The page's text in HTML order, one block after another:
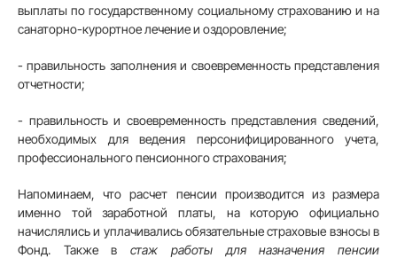
выплаты по государственному социальному страхованию и на
санаторно-курортное лечение и оздоровление;
- правильность заполнения и своевременность представления
отчетности;
- правильность и своевременность представления сведений,
необходимых для ведения персонифицированного учета,
профессионального пенсионного страхования;
Напоминаем, что расчет пенсии производится из размера
именно той заработной платы, на которую официально
начислялись и уплачивались обязательные страховые взносы в
Фонд. Также встаж работы для назначения пенсии